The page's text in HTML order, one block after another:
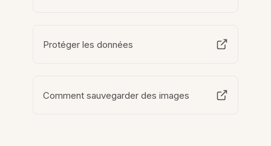
Protéger les données
Comment sauvegarder des images